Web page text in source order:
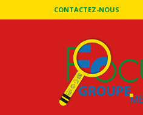
CONTACTEZ-NOUS